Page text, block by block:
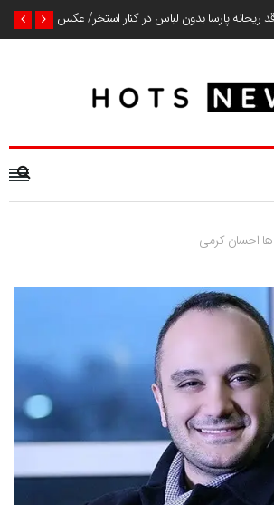
ریحانه پارسا بدون لباس در کنار استخر/ عکس
احسان کرمی